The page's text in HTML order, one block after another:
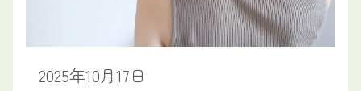
2025年10月17日